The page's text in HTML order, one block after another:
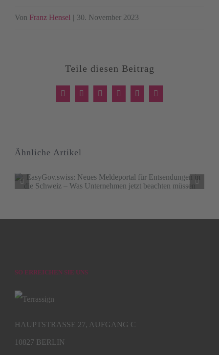
Von Franz Hensel | 30. November 2023
Teile diesen Beitrag
Facebook
X LinkedInWhatsApp
Xing
E-
Mail
Ähnliche Artikel
SO ERREICHEN SIE UNS
HAUPTSTRASSE 27, AUFGANG C
10827 BERLIN